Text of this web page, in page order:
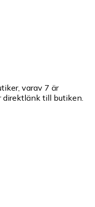
varav 7 är
direktlänk till butiken.